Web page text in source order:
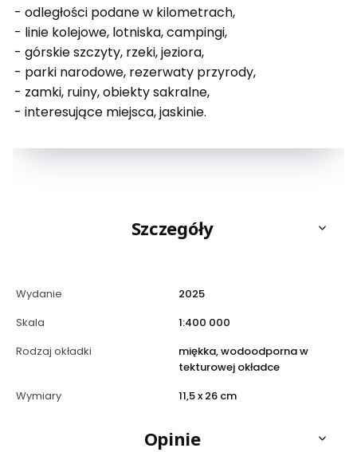
- odległości podane w kilometrach,
- linie kolejowe, lotniska, campingi,
- górskie szczyty, rzeki, jeziora,
- parki narodowe, rezerwaty przyrody,
- zamki, ruiny, obiekty sakralne,
- interesujące miejsca, jaskinie.
Szczegóły
Wydanie
2025
Skala
1:400 000
Rodzaj okładki
miękka, wodoodporna w
tekturowej okładce
Wymiary
11,5 x 26 cm
Opinie